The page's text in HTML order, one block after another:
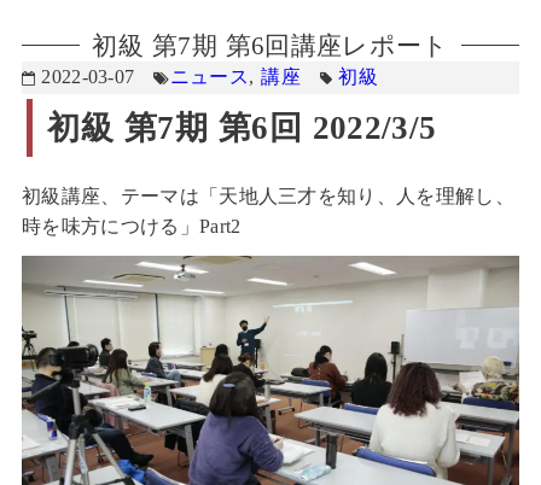
初級 第7期 第6回講座レポート
2022-03-07 ニュース,講座 初級
初級 第7期 第6回 2022/3/5
初級講座、テーマは「天地人三才を知り、人を理解し、
時を味方につける」Part2